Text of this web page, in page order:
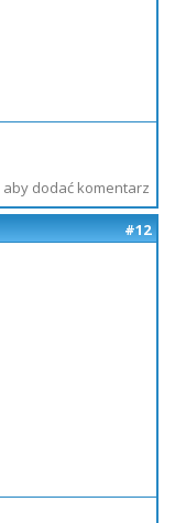
aby dodać komentarz
#12